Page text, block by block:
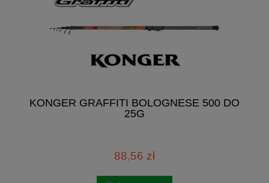
KONGER GRAFFITI BOLOGNESE 500 DO
25G
88,56 zł